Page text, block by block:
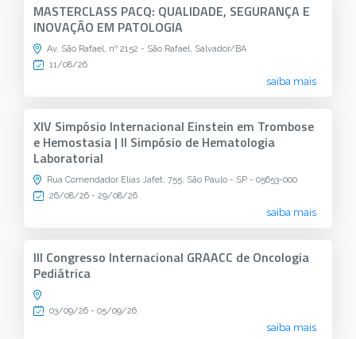
MASTERCLASS PACQ: QUALIDADE, SEGURANÇA E
INOVAÇÃO EM PATOLOGIA
Av. São Rafael, nº 2152 - São Rafael, Salvador/BA
11/08/26
saiba mais
XIV Simpósio Internacional Einstein em Trombose
e Hemostasia | II Simpósio de Hematologia
Laboratorial
Rua Comendador Elias Jafet, 755, São Paulo - SP - 05653-000
26/08/26 - 29/08/26
saiba mais
III Congresso Internacional GRAACC de Oncologia
Pediátrica
03/09/26 - 05/09/26
saiba mais